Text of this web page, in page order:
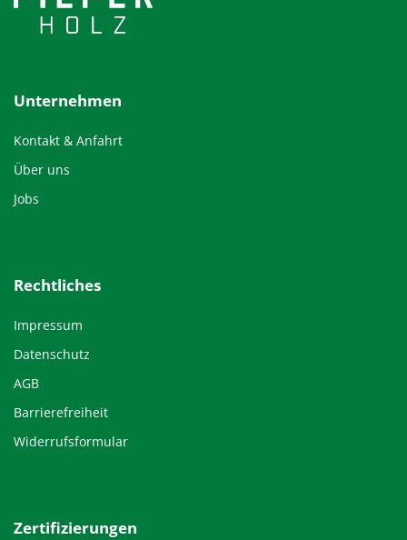
Unternehmen
Kontakt & Anfahrt
Über uns
Jobs
Rechtliches
Impressum
Datenschutz
AGB
Barrierefreiheit
Widerrufsformular
Zertifizierungen